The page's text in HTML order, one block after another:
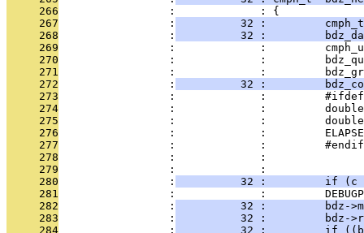
     266
                 :             : {
     267
                 :
32 :
     268
                 :
32 :
     269
:             :
     270
:             :
     271
:             :
     272
                 :
32 :
     273
:             :
     274
:             :
     275
:             :
     276
:             :
     277
                 :             :         #endif
     278
                 :             :
     279
                 :             :
     280
                 :
32 :         if (c
     281
:             :
     282
                 :
32 :
     283
                 :
32 :         bdz-
     284
                 :
32 :         if